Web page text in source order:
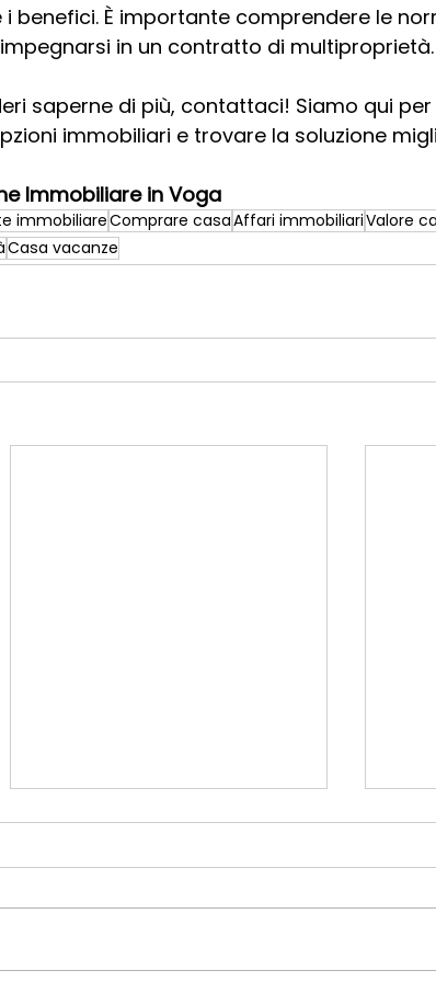
benefici. È importante comprendere le
in un contratto di multiproprietà.
saperne di più, contattaci! Siamo qui
immobiliari e trovare la soluzione
Immobiliare in Voga
immobiliareComprare casaAffari immobiliariValore
Casa vacanze